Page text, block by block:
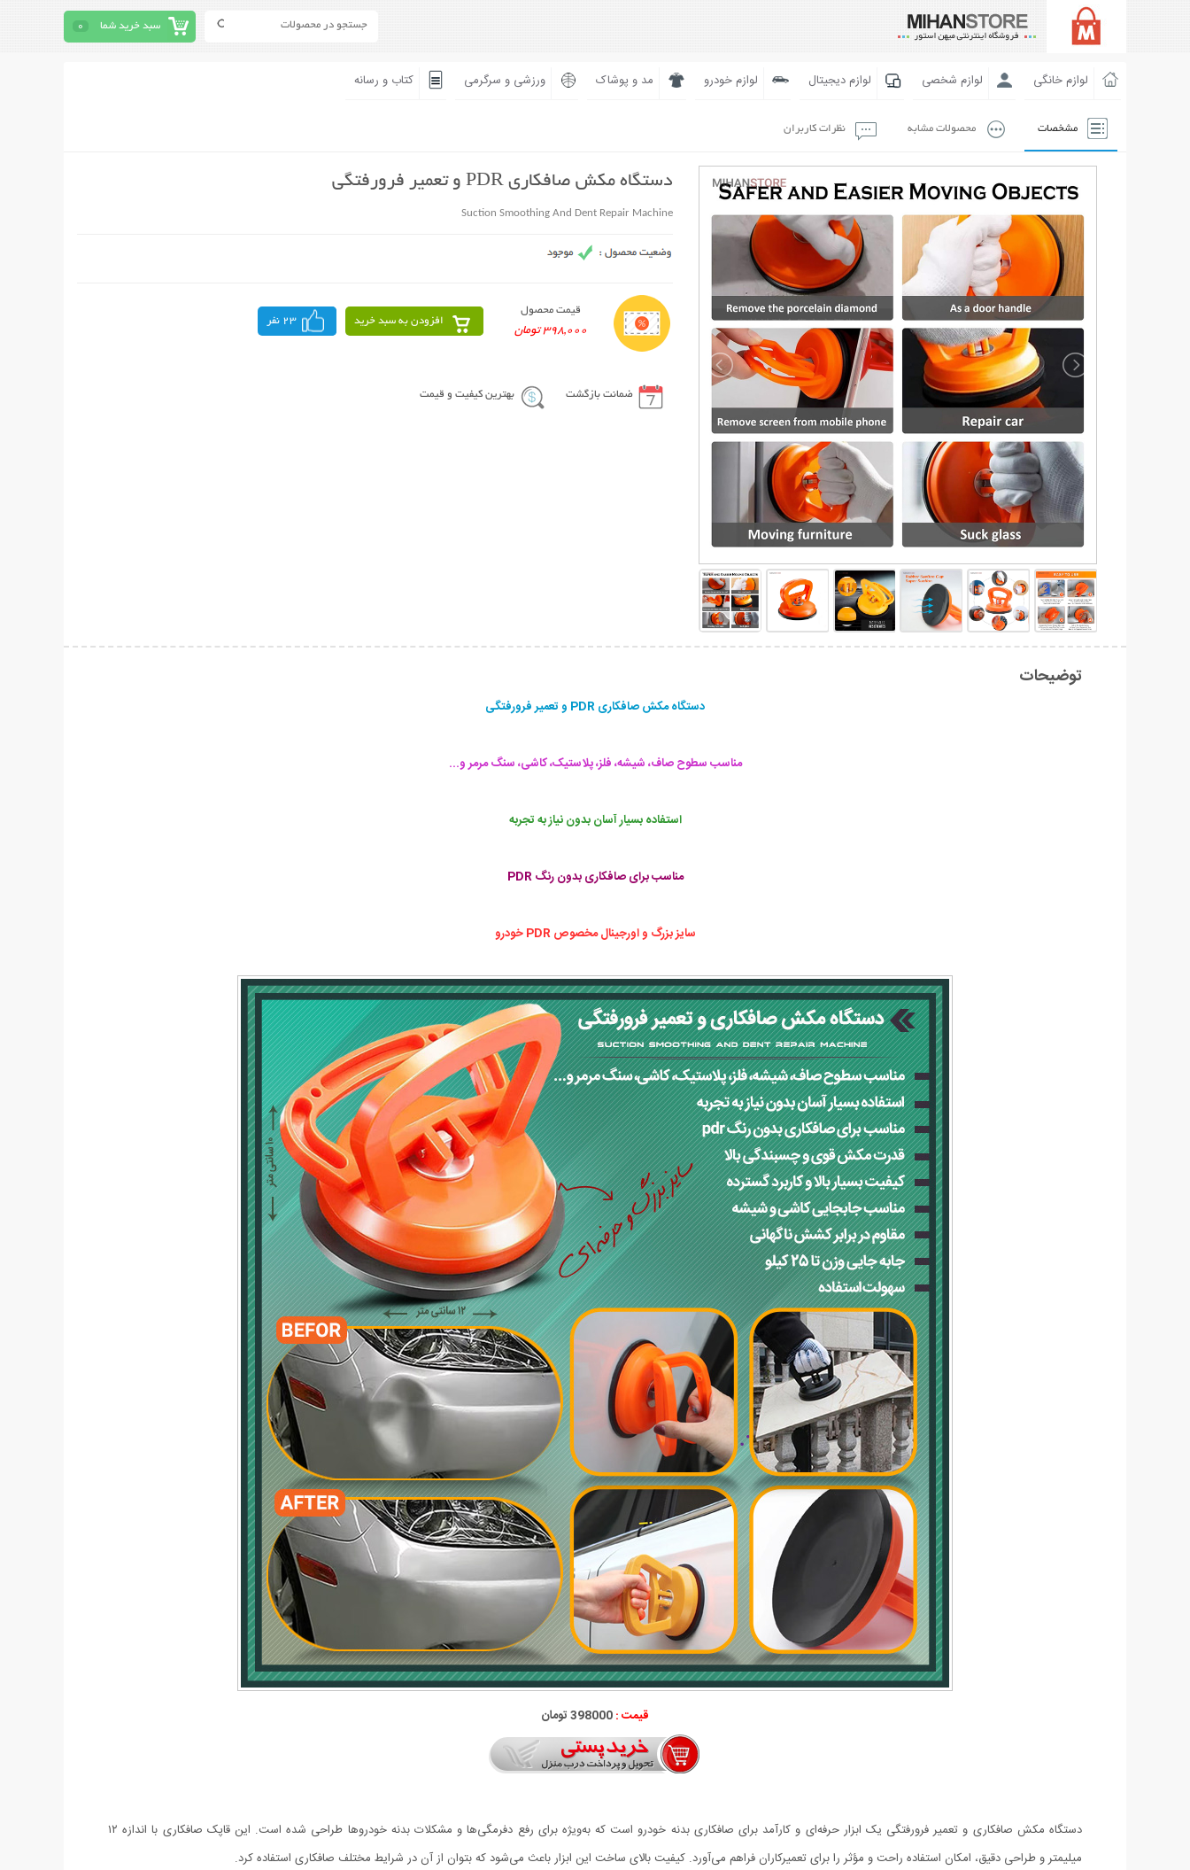
سبد خرید شما 0
لوازم خانگی لوازم شخصی لوازم دیجیتال لوازم خودرو مد و پوشاک ورزشی و سرگرمی کتاب و رسانه
مشخصات محصولات مشابه نظرات کاربران
دستگاه مکش صافکاری PDR و تعمیر فرورفتگی
Suction Smoothing And Dent Repair Machine
قیمت محصول
398,000 تومان
افزودن به سبد خرید 23 نفر
ضمانت بازگشت بهترین کیفیت و قیمت
توضیحات
دستگاه مکش صافکاری PDR و تعمیر فرورفتگی
مناسب سطوح صاف، شیشه، فلز، پلاستیک، کاشی، سنگ مرمر و...
استفاده بسیار آسان بدون نیاز به تجربه
مناسب برای صافکاری بدون رنگ PDR
سایز بزرگ و اورجینال مخصوص PDR خودرو
قیمت :398000 تومان
دستگاه مکش صافکاری و تعمیر فرورفتگی یک ابزار حرفه‌ای و کارآمد برای صافکاری بدنه خودرو است که به‌ویژه برای رفع دفرمگی‌ها و مشکلات بدنه‌ خودروها طراحی شده است. این قاپک صافکاری با اندازه ۱۲
میلیمتر و طراحی دقیق، امکان استفاده راحت و مؤثر را برای تعمیرکاران فراهم می‌آورد. کیفیت بالای ساخت این ابزار باعث می‌شود که بتوان از آن در شرایط مختلف صافکاری استفاده کرد.